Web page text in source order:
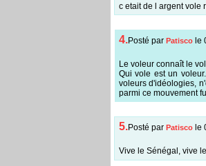
c etait de l argent vole
4.Posté par Patisco le
Le voleur connaît le
Qui vole est un
voleurs d'idéologies,
parmi ce mouvement
5.Posté par Patisco le
Vive le Sénégal, vive